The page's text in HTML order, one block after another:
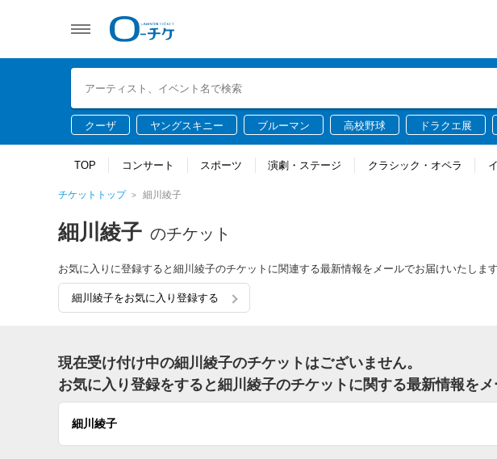
クーザ ヤングスキニー ブルーマン 高校野球 ドラクエ展
TOP コンサート スポーツ 演劇・ステージ クラシック・オペラ
チケットトップ 細川綾子
細川綾子 のチケット
お気に入りに登録すると細川綾子のチケットに関連する最新情報をメールでお届けいたします
細川綾子をお気に入り登録する
現在受け付け中の細川綾子のチケットはございません。
お気に入り登録をすると細川綾子のチケットに関する最新情報をメ
細川綾子